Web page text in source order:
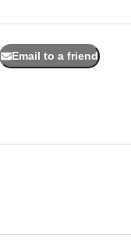
Email to a friend